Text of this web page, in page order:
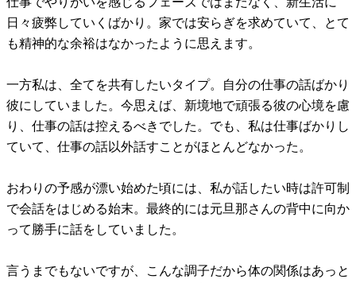
日々疲弊していくばかり。家では安らぎを求めていて、とて
も精神的な余裕はなかったように思えます。
一方私は、全てを共有したいタイプ。自分の仕事の話ばかり
彼にしていました。今思えば、新境地で頑張る彼の心境を慮
り、仕事の話は控えるべきでした。でも、私は仕事ばかりし
ていて、仕事の話以外話すことがほとんどなかった。
おわりの予感が漂い始めた頃には、私が話したい時は許可制
で会話をはじめる始末。最終的には元旦那さんの背中に向か
って勝手に話をしていました。
言うまでもないですが、こんな調子だから体の関係はあっと